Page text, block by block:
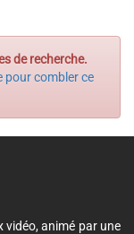
de recherche.
pour combler ce
vidéo, animé par une